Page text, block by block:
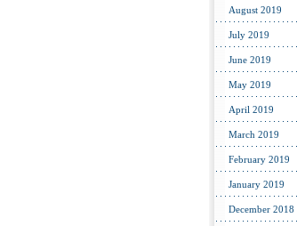
August 2019
July 2019
June 2019
May 2019
April 2019
March 2019
February 2019
January 2019
December 2018